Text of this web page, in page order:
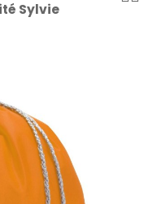
Sylvie